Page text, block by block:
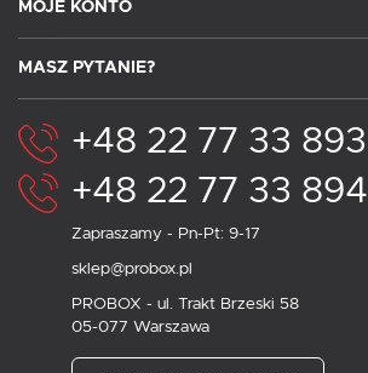
MOJE KONTO
MASZ PYTANIE?
+48 22 77 33 893
+48 22 77 33 894
Zapraszamy - Pn-Pt: 9-17
sklep@probox.pl
PROBOX - ul. Trakt Brzeski 58
05-077 Warszawa